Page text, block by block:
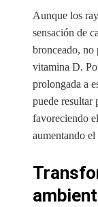
Aunque los
sensación de
bronceado, no
vitamina D.
prolongada a
puede resultar
favoreciendo
aumentando el